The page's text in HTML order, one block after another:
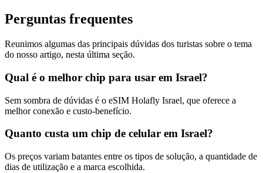
Perguntas frequentes
Reunimos algumas das principais dúvidas dos turistas sobre o tema
do nosso artigo, nesta última seção.
Qual é o melhor chip para usar em Israel?
Sem sombra de dúvidas é o eSIM Holafly Israel, que oferece a
melhor conexão e custo-benefício.
Quanto custa um chip de celular em Israel?
Os preços variam batantes entre os tipos de solução, a quantidade de
dias de utilização e a marca escolhida.